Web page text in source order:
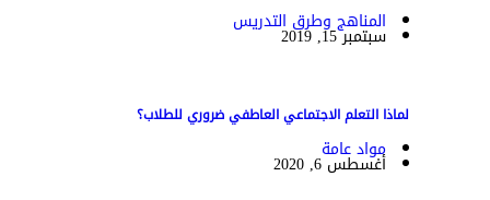
المناهج وطرق التدريس
سبتمبر 15, 2019
لماذا التعلم الاجتماعي العاطفي ضروري للطلاب؟
مواد عامة
أغسطس 6, 2020